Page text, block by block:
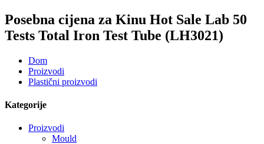
Posebna cijena za Kinu Hot Sale Lab 50
Tests Total Iron Test Tube (LH3021)
Dom
Proizvodi
Plastični proizvodi
Kategorije
Proizvodi
Mould